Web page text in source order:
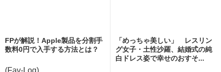
FPが解説！Apple製品を分割手
数料0円で入手する方法とは？
(Fav-Log)
「めっちゃ美しい」 レスリン
グ女子・土性沙羅、結婚式の純
白ドレス姿で幸せのおすそ...